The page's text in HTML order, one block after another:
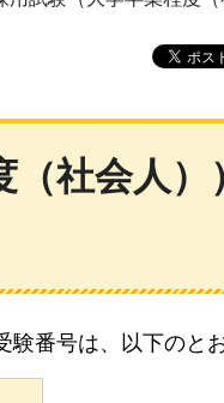
社会人）
番号は、以下のとお